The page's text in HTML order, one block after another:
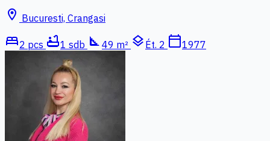
location_on Bucuresti, Crangasi
bed2 pcs bathtub1 sdb square_foot 49 m² layers Ét. 2 calendar_today1977